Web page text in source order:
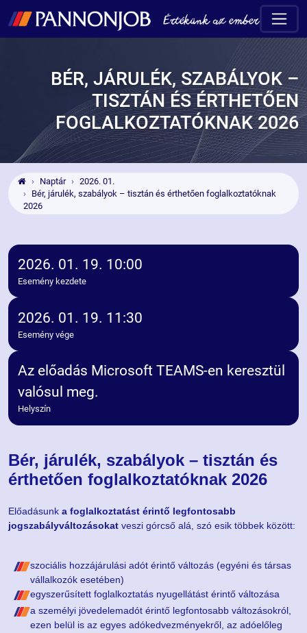
BÉR, JÁRULÉK, SZABÁLYOK –
TISZTÁN ÉS ÉRTHETŐEN
FOGLALKOZTATÓKNAK 2026
Naptár
2026. 01.
Bér, járulék, szabályok – tisztán és érthetően foglalkoztatóknak
2026
Bér, járulék, szabályok – tisztán és
érthetően foglalkoztatóknak 2026
Előadásunk a foglalkoztatást érintő legfontosabb
jogszabályváltozásokat veszi górcső alá, szó esik többek között:
szociális hozzájárulási adót érintő változás (egyéni és társas
vállalkozók esetében)
egyszerűsített foglalkoztatás nyugellátást érintő változása
a személyi jövedelemadót érintő legfontosabb változásokról,
ezen belül is az egyes adókedvezményekről, az adóelőleg
Esemény kezdete
2026. 01. 19. 10:00
Esemény vége
2026. 01. 19. 11:30
Helyszín
Az előadás Microsoft TEAMS-en keresztül
valósul meg.